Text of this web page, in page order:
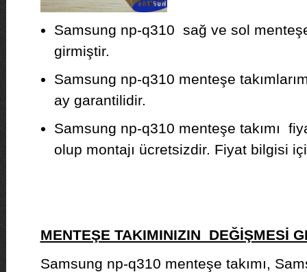
Samsung np-q310 sağ ve sol menteşe
girmiştir.
Samsung np-q310 menteşe
ay garantilidir.
Samsung np-q310 menteşe takımı
olup montajı ücretsizdir. Fiyat bilgisi
MENTEŞE TAKIMINIZIN DEĞİŞMESİ
Samsung np-q310 menteşe takımı,